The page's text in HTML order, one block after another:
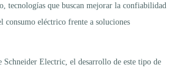
tecnologías que buscan mejorar la confiabilidad
consumo eléctrico frente a soluciones
Schneider Electric, el desarrollo de este tipo de